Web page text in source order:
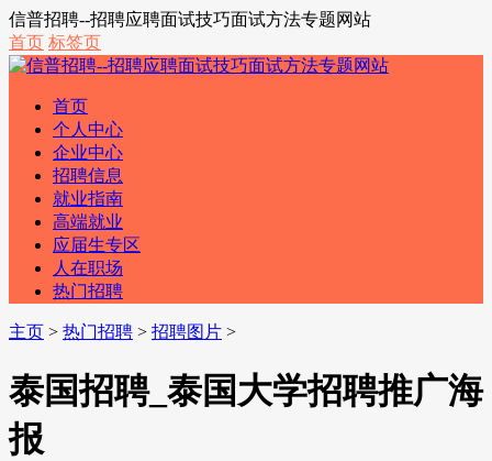
信普招聘--招聘应聘面试技巧面试方法专题网站
首页 标签页
首页
个人中心
企业中心
招聘信息
就业指南
高端就业
应届生专区
人在职场
热门招聘
主页 > 热门招聘 > 招聘图片 >
泰国招聘_泰国大学招聘推广海
报